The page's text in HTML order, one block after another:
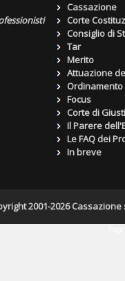
Cassazione
Corte
Consiglio di
Tar
Merito
Attuazione
Focus
Corte di
Il Parere
Le FAQ dei
In breve
2001-2026 Cassazione